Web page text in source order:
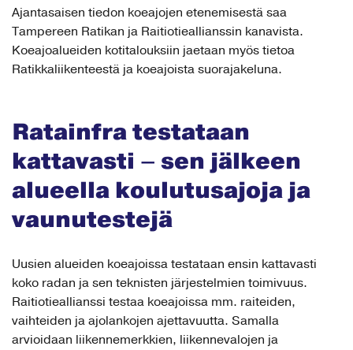
Ajantasaisen tiedon koeajojen etenemisestä saa
Tampereen Ratikan ja Raitiotieallianssin kanavista.
Koeajoalueiden kotitalouksiin jaetaan myös tietoa
Ratikkaliikenteestä ja koeajoista suorajakeluna.
Ratainfra testataan
kattavasti – sen jälkeen
alueella koulutusajoja ja
vaunutestejä
Uusien alueiden koeajoissa testataan ensin kattavasti
koko radan ja sen teknisten järjestelmien toimivuus.
Raitiotieallianssi testaa koeajoissa mm. raiteiden,
vaihteiden ja ajolankojen ajettavuutta. Samalla
arvioidaan liikennemerkkien, liikennevalojen ja